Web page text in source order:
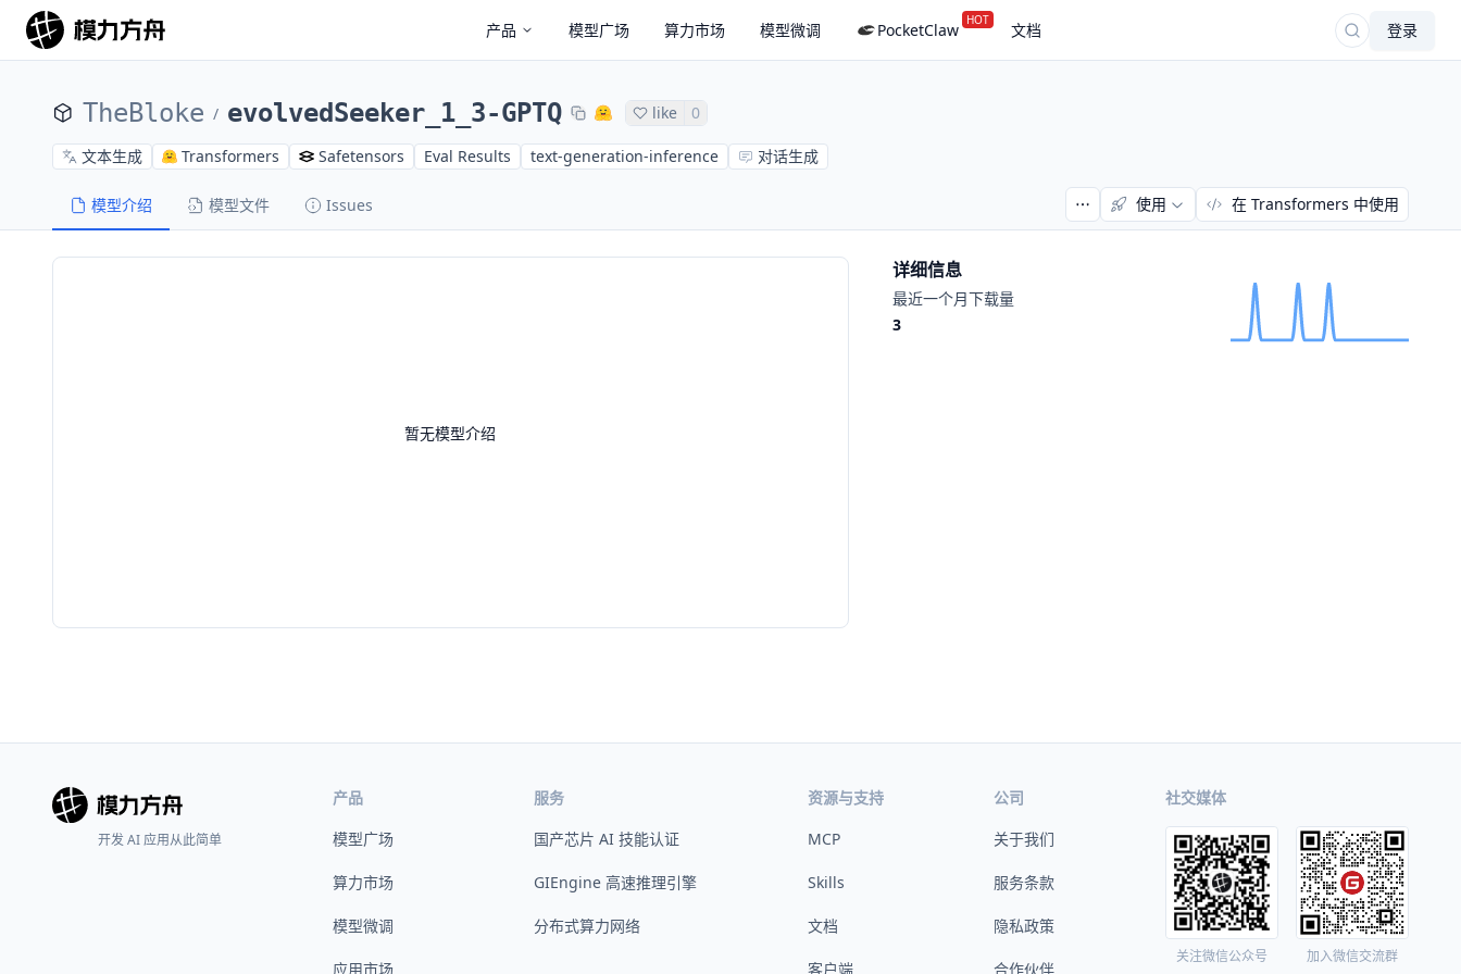
产品 模型广场 算力市场 模型微调 PocketClaw HOT 文档 登录
TheBloke / evolvedSeeker_1_3-GPTQ like 0
文本生成 Transformers Safetensors Eval Results text-generation-inference 对话生成
模型介绍 模型文件 Issues 使用 在 Transformers 中使用
暂无模型介绍
详细信息
最近一个月下载量
3
开发 AI 应用从此简单
产品
模型广场
算力市场
模型微调
应用市场
服务
国产芯片 AI 技能认证
GIEngine 高速推理引擎
分布式算力网络
资源与支持
MCP
Skills
文档
客户端
公司
关于我们
服务条款
隐私政策
合作伙伴
社交媒体
关注微信公众号 加入微信交流群